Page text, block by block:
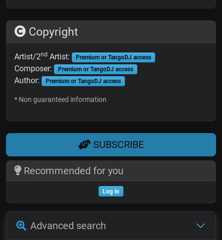
Copyright
Artist/2nd Artist: Premium or TangoDJ access
Composer: Premium or TangoDJ access
Author: Premium or TangoDJ access
* Non guaranteed information
SUBSCRIBE
Recommended for you
Log in
Advanced search